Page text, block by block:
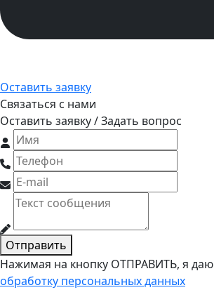
Оставить заявку
Связаться с нами
Оставить заявку / Задать вопрос
Отправить
Нажимая на кнопку ОТПРАВИТЬ, я даю
обработку персональных данных